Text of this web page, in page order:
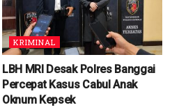
KRIMINAL
LBH MRI Desak Polres Banggai
Percepat Kasus Cabul Anak
Oknum Kepsek